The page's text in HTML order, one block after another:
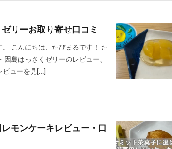
リーお取り寄せ口コミ
こんにちは、たびまるです！ た
島はっさくゼリーのレビュー、
ビューを見[…]
モンケーキレビュー・口